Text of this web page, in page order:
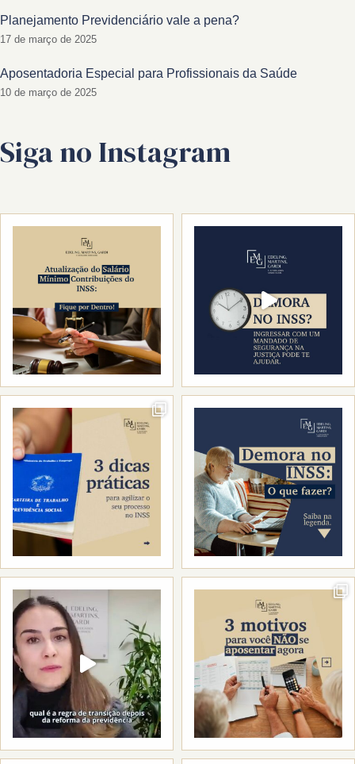
Planejamento Previdenciário vale a pena?
17 de março de 2025
Aposentadoria Especial para Profissionais da Saúde
10 de março de 2025
Siga no Instagram